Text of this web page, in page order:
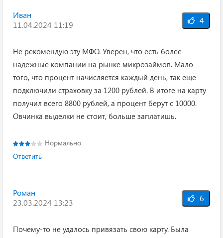
Иван
11.04.2024 11:19
4
Не рекомендую эту МФО. Уверен, что есть более
надежные компании на рынке микрозаймов. Мало
того, что процент начисляется каждый день, так еще
подключили страховку за 1200 рублей. В итоге на карту
получил всего 8800 рублей, а процент берут с 10000.
Овчинка выделки не стоит, больше заплатишь.
Нормально
Ответить
Роман
23.03.2024 13:23
6
Почему-то не удалось привязать свою карту. Была